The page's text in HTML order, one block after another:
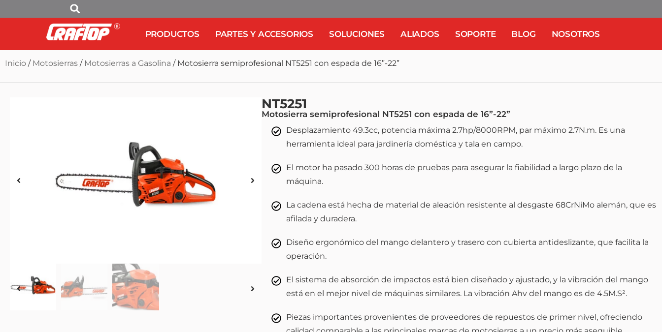
PRODUCTOS PARTES Y ACCESORIOS SOLUCIONES ALIADOS SOPORTE BLOG NOSOTROS
Inicio / Motosierras / Motosierras a Gasolina / Motosierra semiprofesional NT5251 con espada de 16”-22”
NT5251
Motosierra semiprofesional NT5251 con espada de 16”-22”
Desplazamiento 49.3cc, potencia máxima 2.7hp/8000RPM, par máximo 2.7N.m. Es una
herramienta ideal para jardinería doméstica y tala en campo.
El motor ha pasado 300 horas de pruebas para asegurar la fiabilidad a largo plazo de la
máquina.
La cadena está hecha de material de aleación resistente al desgaste 68CrNiMo alemán, que es
afilada y duradera.
Diseño ergonómico del mango delantero y trasero con cubierta antideslizante, que facilita la
operación.
El sistema de absorción de impactos está bien diseñado y ajustado, y la vibración del mango
está en el mejor nivel de máquinas similares. La vibración Ahv del mango es de 4.5M.S².
Piezas importantes provenientes de proveedores de repuestos de primer nivel, ofreciendo